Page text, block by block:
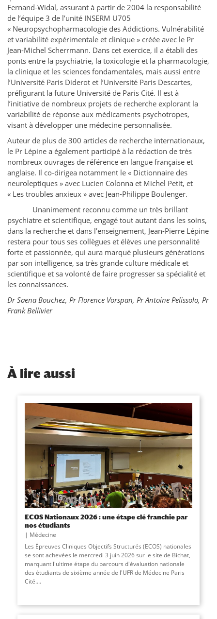
Fernand-Widal, assurant à partir de 2004 la responsabilité
de l’équipe 3 de l’unité INSERM U705
« Neuropsychopharmacologie des Addictions. Vulnérabilité
et variabilité expérimentale et clinique » créée avec le Pr
Jean-Michel Scherrmann. Dans cet exercice, il a établi des
ponts entre la psychiatrie, la toxicologie et la pharmacologie,
la clinique et les sciences fondamentales, mais aussi entre
l’Université Paris Diderot et l’Université Paris Descartes,
préfigurant la future Université de Paris Cité. Il est à
l’initiative de nombreux projets de recherche explorant la
variabilité de réponse aux médicaments psychotropes,
visant à développer une médecine personnalisée.
Auteur de plus de 300 articles de recherche internationaux,
le Pr Lépine a également participé à la rédaction de très
nombreux ouvrages de référence en langue française et
anglaise. Il co-dirigea notamment le « Dictionnaire des
neuroleptiques » avec Lucien Colonna et Michel Petit, et
« Les troubles anxieux » avec Jean-Philippe Boulenger.
Unanimement reconnu comme un très brillant
psychiatre et scientifique, engagé tout autant dans les soins,
dans la recherche et dans l’enseignement, Jean-Pierre Lépine
restera pour tous ses collègues et élèves une personnalité
forte et passionnée, qui aura marqué plusieurs générations
par son intelligence, sa très grande culture médicale et
scientifique et sa volonté de faire progresser sa spécialité et
les connaissances.
Dr Saena Bouchez, Pr Florence Vorspan, Pr Antoine Pelissolo, Pr
Frank Bellivier
À lire aussi
ECOS Nationaux 2026 : une étape clé franchie par
nos étudiants
Médecine
Les Épreuves Cliniques Objectifs Structurés (ECOS) nationales
se sont achevées le mercredi 3 juin 2026 sur le site de Bichat,
marquant l'ultime étape du parcours d'évaluation nationale
des étudiants de sixième année de l'UFR de Médecine Paris
Cité....